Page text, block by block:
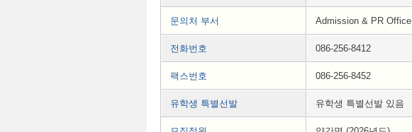
문의처 부서 Admission & PR Office
전화번호 086-256-8412
팩스번호 086-256-8452
유학생 특별선발 유학생 특별선발 있음